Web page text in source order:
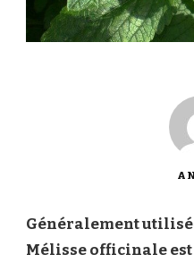
Généralement
Mélisse officinale